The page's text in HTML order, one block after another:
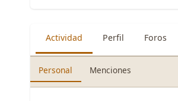
Actividad Perfil Foros
Personal Menciones